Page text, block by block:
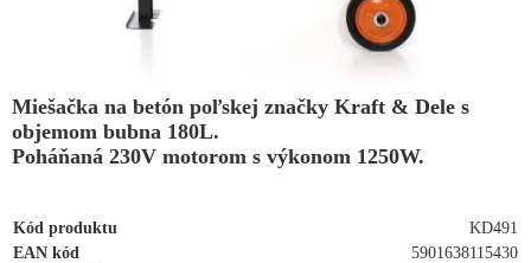
Miešačka na betón poľskej značky Kraft & Dele s
objemom bubna 180L.
Poháňaná 230V motorom s výkonom 1250W.
Kód produktu
KD491
EAN kód
5901638115430